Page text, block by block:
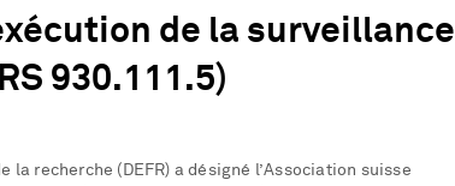
de la surveillance
930.111.5)
recherche (DEFR) a désigné l’Association suisse